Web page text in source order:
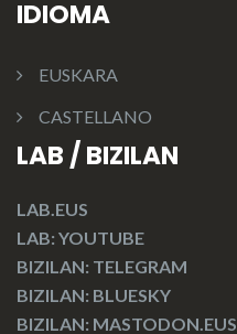
IDIOMA
EUSKARA
CASTELLANO
LAB / BIZILAN
LAB.EUS
LAB: YOUTUBE
BIZILAN: TELEGRAM
BIZILAN: BLUESKY
BIZILAN: MASTODON.EUS